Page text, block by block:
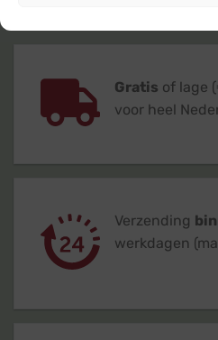
Gratis of lage
voor heel
Verzending
werkdagen